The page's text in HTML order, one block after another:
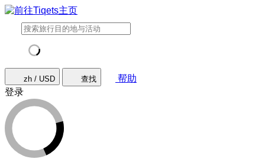
zh / USD 查找
帮助
登录